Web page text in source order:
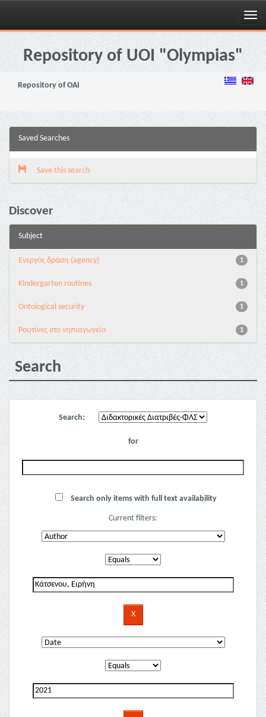
Skip
navigationRepository of UOI "Olympias"
Repository of OAI
Saved Searches
Save this search
Discover
Subject
1
Eνεργός δράση (agency)
1
Kindergarten routines
1
Ontological security
1
Pουτίνες στο νηπιαγωγείο
Search
Search:
for
Search only items with full text availability
Current filters: